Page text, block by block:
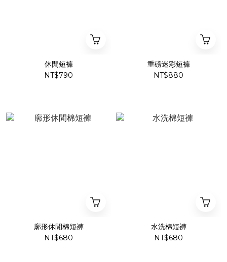
休閒短褲
NT$790
重磅迷彩短褲
NT$880
廓形休閒棉短褲
NT$680
水洗棉短褲
NT$680